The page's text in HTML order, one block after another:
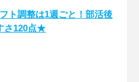
ト調整は1週ごと！部活後
さ120点★